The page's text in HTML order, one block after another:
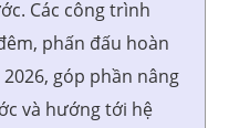
Các công trình
phấn đấu hoàn
góp phần nâng
và hướng tới hệ